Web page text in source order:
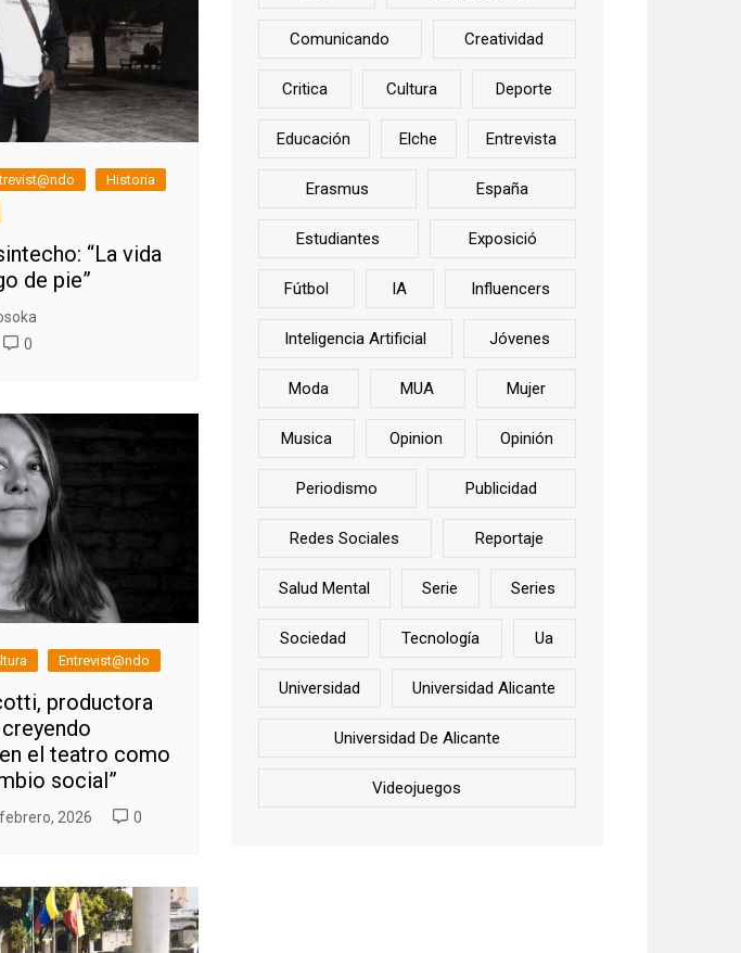
Historia
“La vida
de pie”
0
Entrevist@ndo
productora
el teatro como
social”
2026 0
Comunicando Creatividad
Critica Cultura Deporte
Educación Elche Entrevista
Erasmus España
Estudiantes Exposició
Fútbol IA Influencers
Inteligencia Artificial Jóvenes
Moda MUA Mujer
Musica Opinion Opinión
Periodismo Publicidad
Redes Sociales Reportaje
Salud Mental Serie Series
Sociedad Tecnología Ua
Universidad Universidad Alicante
Universidad De Alicante
Videojuegos